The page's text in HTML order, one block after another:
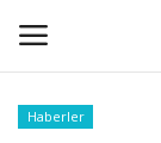
Haberler